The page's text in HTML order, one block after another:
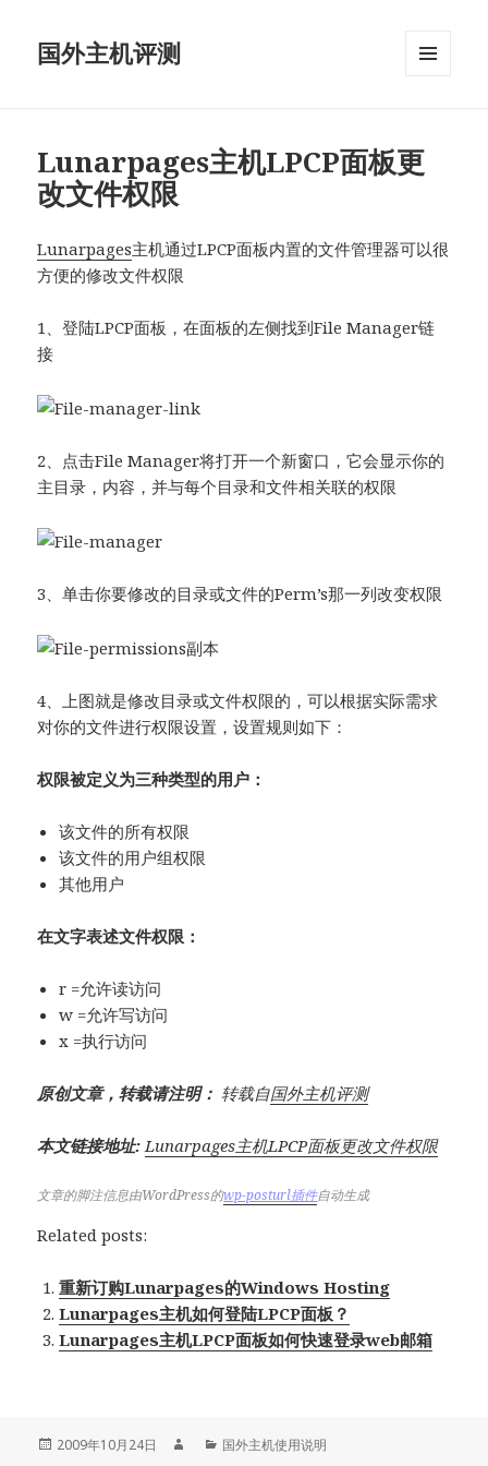
国外主机评测
Lunarpages主机LPCP面板更
改文件权限
Lunarpages主机通过LPCP面板内置的文件管理器可以很
方便的修改文件权限
1、登陆LPCP面板，在面板的左侧找到File Manager链
接
2、 点击File Manager将打开一个新窗口，它会显示你的
主目录，内容，并与每个目录和文件相关联的权限
3、单击你要修改的目录或文件的Perm’s那一列改变权限
4、上图就是修改目录或文件权限的，可以根据实际需求
对你的文件进行权限设置，设置规则如下：
权限被定义为三种类型的用户：
该文件的所有权限
该文件的用户组权限
其他用户
在文字表述文件权限：
r =允许读访问
w =允许写访问
x =执行访问
原创文章，转载请注明： 转载自国外主机评测
本文链接地址: Lunarpages主机LPCP面板更改文件权限
文章的脚注信息由WordPress的wp-posturl插件自动生成
Related posts:
重新订购Lunarpages的Windows Hosting
Lunarpages主机如何登陆LPCP面板？
Lunarpages主机LPCP面板如何快速登录web邮箱
发
2009年10月24日
分
国外主机使用说明